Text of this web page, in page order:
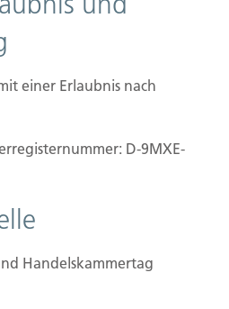
zu einem Höchstbetrag),
und Wintergärten
einer Erlaubnis nach
D-9MXE-
Handelskammertag